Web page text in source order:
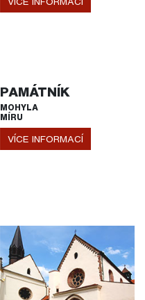
PAMÁTNÍK
MOHYLA
MÍRU
VÍCE INFORMACÍ